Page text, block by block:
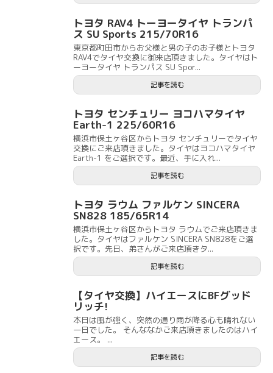
トヨタ RAV4 トーヨータイヤ トランパ
ス SU Sports 215/70R16
東京都町田市からお父様と男の子のお子様とトヨタ
RAV4でタイヤ交換に御来店頂きました。タイヤはト
ーヨータイヤ トランパス SU Spor...
記事を読む
トヨタ センチュリー ヨコハマタイヤ
Earth-1 225/60R16
横浜市保土ヶ谷区からトヨタ センチュリーでタイヤ
交換にご来店頂きました。タイヤはヨコハマタイヤ
Earth-1 をご選択です。最近、手に入れ...
記事を読む
トヨタ ラウム ファルケン SINCERA
SN828 185/65R14
横浜市保土ヶ谷区からトヨタ ラウムでご来店頂きま
した。タイヤはファルケン SINCERA SN828をご選
択です。先日、弟さんがご来店頂きタ...
記事を読む
【タイヤ交換】ハイエースにBFグッド
リッチ!
本日は風が強く、突然の通り雨が降る心も晴れない
一日でした。 そんななかご来店頂きましたのはハイ
エース。 ...
記事を読む